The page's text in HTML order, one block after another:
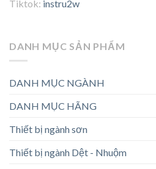
Tiktok: instru2w
DANH MỤC SẢN PHẨM
DANH MỤC NGÀNH
DANH MỤC HÃNG
Thiết bị ngành sơn
Thiết bị ngành Dệt - Nhuộm